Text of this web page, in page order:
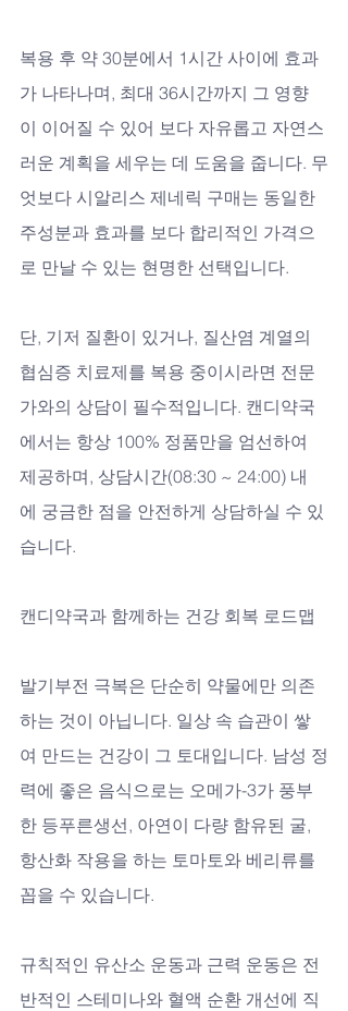
복용 후 약 30분에서 1시간 사이에 효과
가 나타나며, 최대 36시간까지 그 영향
이 이어질 수 있어 보다 자유롭고 자연스
러운 계획을 세우는 데 도움을 줍니다. 무
엇보다 시알리스 제네릭 구매는 동일한
주성분과 효과를 보다 합리적인 가격으
로 만날 수 있는 현명한 선택입니다.
단, 기저 질환이 있거나, 질산염 계열의
협심증 치료제를 복용 중이시라면 전문
가와의 상담이 필수적입니다. 캔디약국
에서는 항상 100% 정품만을 엄선하여
제공하며, 상담시간(08:30 ~ 24:00) 내
에 궁금한 점을 안전하게 상담하실 수 있
습니다.
캔디약국과 함께하는 건강 회복 로드맵
발기부전 극복은 단순히 약물에만 의존
하는 것이 아닙니다. 일상 속 습관이 쌓
여 만드는 건강이 그 토대입니다. 남성 정
력에 좋은 음식으로는 오메가-3가 풍부
한 등푸른생선, 아연이 다량 함유된 굴,
항산화 작용을 하는 토마토와 베리류를
꼽을 수 있습니다.
규칙적인 유산소 운동과 근력 운동은 전
반적인 스테미나와 혈액 순환 개선에 직